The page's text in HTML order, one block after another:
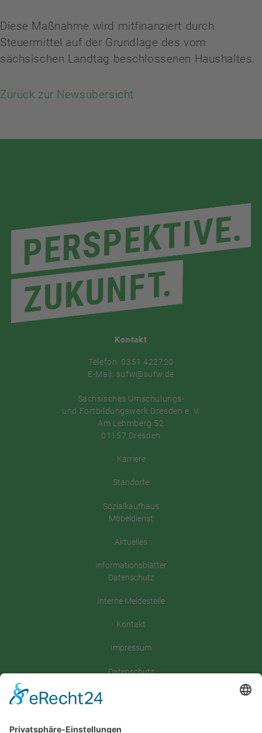
Diese Maßnahme wird mitfinanziert durch
Steuermittel auf der Grundlage des vom
sächsischen Landtag beschlossenen Haushaltes.
Zurück zur Newsübersicht
Kontakt
Telefon: 0351 422720
E-Mail: sufw@sufw.de
Sächsisches Umschulungs-
und Fortbildungswerk Dresden e. V.
Am Lehmberg 52
01157 Dresden
Karriere
Standorte
Sozialkaufhaus
Möbeldienst
Aktuelles
Informationsblätter
Datenschutz
Interne Meldestelle
Kontakt
Impressum
Datenschutz